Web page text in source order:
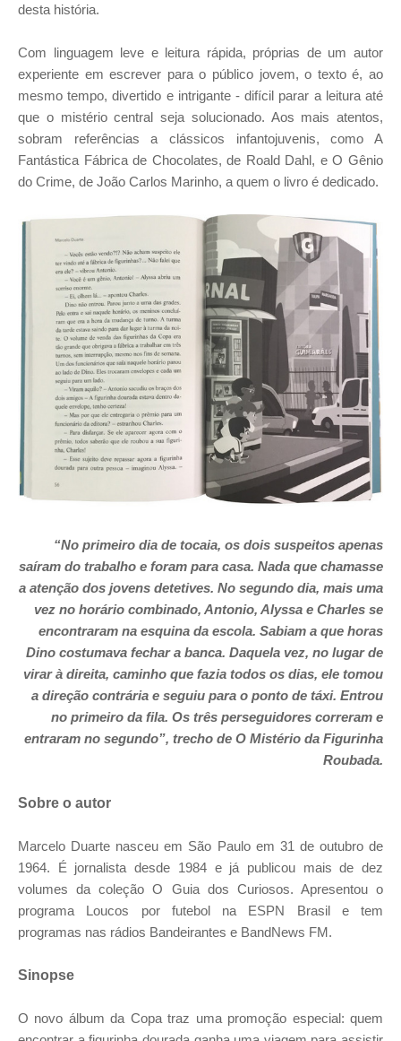
desta história.
Com linguagem leve e leitura rápida, próprias de um autor
experiente em escrever para o público jovem, o texto é, ao
mesmo tempo, divertido e intrigante - difícil parar a leitura até
que o mistério central seja solucionado. Aos mais atentos,
sobram referências a clássicos infantojuvenis, como A
Fantástica Fábrica de Chocolates, de Roald Dahl, e O Gênio
do Crime, de João Carlos Marinho, a quem o livro é dedicado.
“No primeiro dia de tocaia, os dois suspeitos apenas
saíram do trabalho e foram para casa. Nada que chamasse
a atenção dos jovens detetives. No segundo dia, mais uma
vez no horário combinado, Antonio, Alyssa e Charles se
encontraram na esquina da escola. Sabiam a que horas
Dino costumava fechar a banca. Daquela vez, no lugar de
virar à direita, caminho que fazia todos os dias, ele tomou
a direção contrária e seguiu para o ponto de táxi. Entrou
no primeiro da fila. Os três perseguidores correram e
entraram no segundo”, trecho de O Mistério da Figurinha
Roubada.
Sobre o autor
Marcelo Duarte nasceu em São Paulo em 31 de outubro de
1964. É jornalista desde 1984 e já publicou mais de dez
volumes da coleção O Guia dos Curiosos. Apresentou o
programa Loucos por futebol na ESPN Brasil e tem
programas nas rádios Bandeirantes e BandNews FM.
Sinopse
O novo álbum da Copa traz uma promoção especial: quem